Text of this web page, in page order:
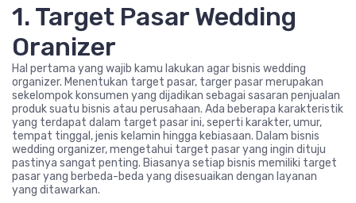
1. Target Pasar Wedding
Oranizer
Hal pertama yang wajib kamu lakukan agar bisnis wedding
organizer. Menentukan target pasar, targer pasar merupakan
sekelompok konsumen yang dijadikan sebagai sasaran penjualan
produk suatu bisnis atau perusahaan. Ada beberapa karakteristik
yang terdapat dalam target pasar ini, seperti karakter, umur,
tempat tinggal, jenis kelamin hingga kebiasaan. Dalam bisnis
wedding organizer, mengetahui target pasar yang ingin dituju
pastinya sangat penting. Biasanya setiap bisnis memiliki target
pasar yang berbeda-beda yang disesuaikan dengan layanan
yang ditawarkan.